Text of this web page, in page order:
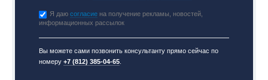
Я даюсогласие на получение рекламы, новостей,
информационных рассылок
Вы можете сами позвонить консультанту прямо сейчас по
номеру+7 (812) 385-04-65